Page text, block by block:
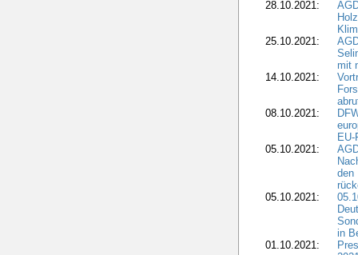
28.10.2021:
25.10.2021:
mit
14.10.2021:
08.10.2021:
05.10.2021:
den
05.10.2021:
in
01.10.2021: